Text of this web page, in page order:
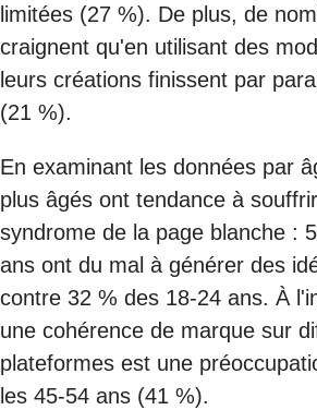
limitées (27 %). De plus, de
craignent qu'en utilisant des
leurs créations finissent par
(21 %).
En examinant les données par
plus âgés ont tendance à
syndrome de la page blanche :
ans ont du mal à générer des
contre 32 % des 18-24 ans. À
une cohérence de marque sur
plateformes est une
les 45-54 ans (41 %).